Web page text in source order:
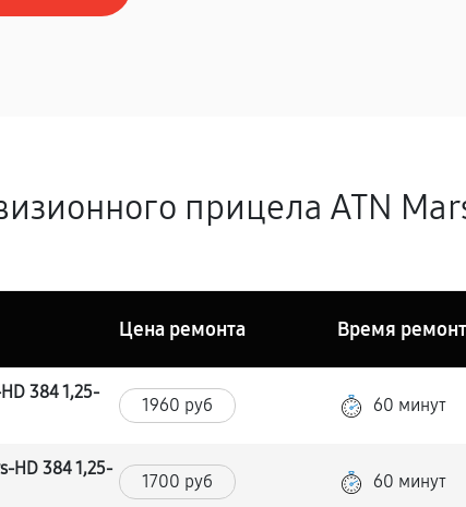
прицела ATN
Цена ремонта Время
384 1,25-
1960 руб 60 минут
HD 384 1,25-
1700 руб 60 минут